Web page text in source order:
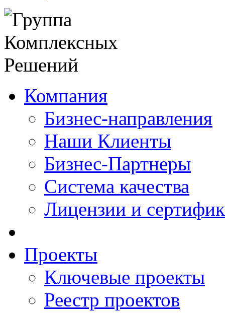
Компания
Бизнес-направления
Наши Клиенты
Бизнес-Партнеры
Система качества
Лицензии и
Проекты
Ключевые проекты
Реестр проектов